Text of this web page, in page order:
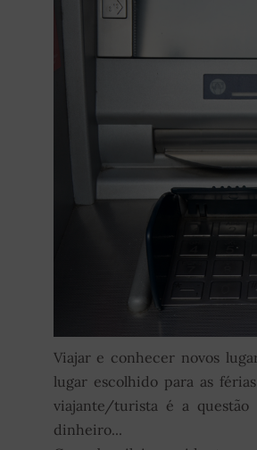
Viajar e conhecer novos
lugar escolhido para as
viajante/turista é a
dinheiro...